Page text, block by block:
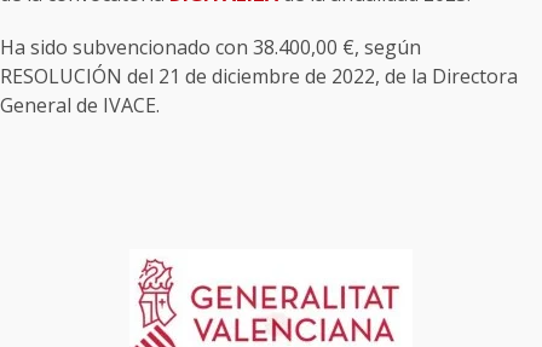
Ha sido subvencionado con 38.400,00 €, según
RESOLUCIÓN del 21 de diciembre de 2022, de la Directora
General de IVACE.